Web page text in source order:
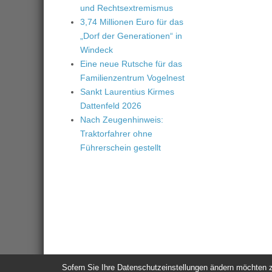
und Rechtsextremismus
3,74 Millionen Euro für das
„Dorf der Generationen“ in
Windeck
Eine neue Rutsche für das
Familienzentrum Vogelnest
Sankt Laurentius Kirmes
Dattenfeld 2026
Nach Zeugenhinweis:
Traktorfahrer ohne
Führerschein gestellt
Sofern Sie Ihre Datenschutzeinstellungen ändern